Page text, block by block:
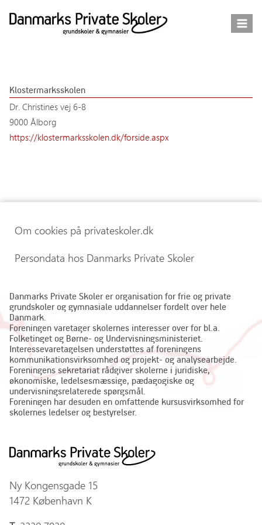
Klostermarksskolen
Dr. Christines vej 6-8
9000 Ålborg
https://klostermarksskolen.dk/forside.aspx
Om cookies på privateskoler.dk
Persondata hos Danmarks Private Skoler
Danmarks Private Skoler er organisation for frie og private
grundskoler og gymnasiale uddannelser fordelt over hele
Danmark.
Foreningen varetager skolernes interesser over for bl.a.
Folketinget og Børne- og Undervisningsministeriet.
Interessevaretagelsen understøttes af foreningens
kommunikationsvirksomhed og projekt- og analysearbejde.
Foreningens sekretariat rådgiver skolerne i juridiske,
økonomiske, ledelsesmæssige, pædagogiske og
undervisningsrelaterede spørgsmål.
Foreningen har desuden en omfattende kursusvirksomhed for
skolernes ledelser og bestyrelser.
Ny Kongensgade 15
1472 København K